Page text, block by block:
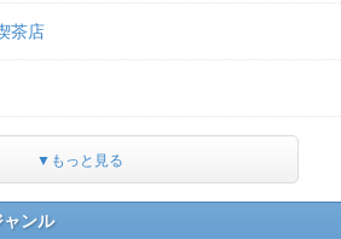
茶店
▼もっと見る
ンル